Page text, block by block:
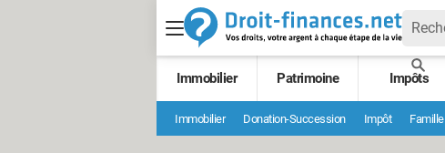
Immobilier Patrimoine Impôts
Immobilier Donation-Succession Impôt Famille